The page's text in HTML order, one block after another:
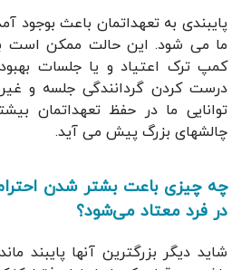
پایبندی به تعهداتمان باعث بوجود
ما می شود. این حالت ممکن است
کمپ ترک اعتیاد و یا جلسات
درست کردن گردانندگی جلسه و
توانایی ما در حفظ تعهداتمان
چالشهای بزرگ پیش می آید.
چه چیزی باعت بشتر شدن
در فرد معتاد می‌شود؟